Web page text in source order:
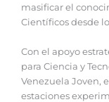
masificar el
Científicos desde
Con el apoyo
para Ciencia y
Venezuela Joven,
estaciones